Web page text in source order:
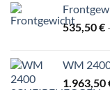
535,50€
WM
1.963,50